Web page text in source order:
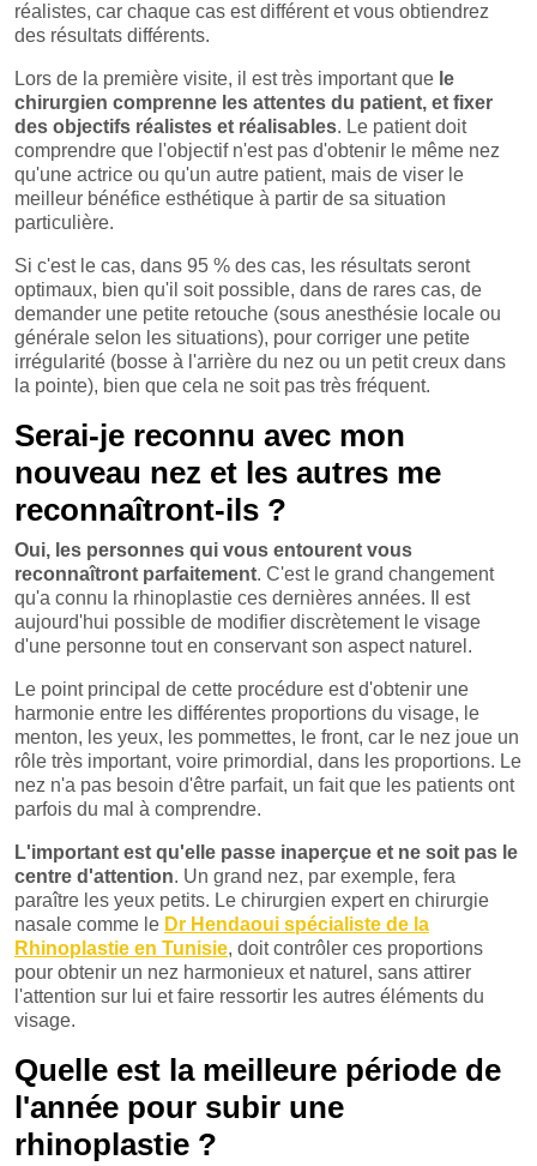
réalistes, car chaque cas est différent et vous obtiendrez
des résultats différents.
Lors de la première visite, il est très important que le
chirurgien comprenne les attentes du patient, et fixer
des objectifs réalistes et réalisables. Le patient doit
comprendre que l'objectif n'est pas d'obtenir le même nez
qu'une actrice ou qu'un autre patient, mais de viser le
meilleur bénéfice esthétique à partir de sa situation
particulière.
Si c'est le cas, dans 95 % des cas, les résultats seront
optimaux, bien qu'il soit possible, dans de rares cas, de
demander une petite retouche (sous anesthésie locale ou
générale selon les situations), pour corriger une petite
irrégularité (bosse à l'arrière du nez ou un petit creux dans
la pointe), bien que cela ne soit pas très fréquent.
Serai-je reconnu avec mon
nouveau nez et les autres me
reconnaîtront-ils ?
Oui, les personnes qui vous entourent vous
reconnaîtront parfaitement. C'est le grand changement
qu'a connu la rhinoplastie ces dernières années. Il est
aujourd'hui possible de modifier discrètement le visage
d'une personne tout en conservant son aspect naturel.
Le point principal de cette procédure est d'obtenir une
harmonie entre les différentes proportions du visage, le
menton, les yeux, les pommettes, le front, car le nez joue un
rôle très important, voire primordial, dans les proportions. Le
nez n'a pas besoin d'être parfait, un fait que les patients ont
parfois du mal à comprendre.
L'important est qu'elle passe inaperçue et ne soit pas le
centre d'attention. Un grand nez, par exemple, fera
paraître les yeux petits. Le chirurgien expert en chirurgie
nasale comme le Dr Hendaoui spécialiste de la
Rhinoplastie en Tunisie, doit contrôler ces proportions
pour obtenir un nez harmonieux et naturel, sans attirer
l'attention sur lui et faire ressortir les autres éléments du
visage.
Quelle est la meilleure période de
l'année pour subir une
rhinoplastie ?